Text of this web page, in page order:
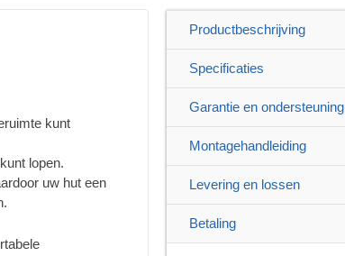
kunt
lopen.
uw hut een
Productbeschrijving
Specificaties
Garantie en ondersteuning
Montagehandleiding
Levering en lossen
Betaling